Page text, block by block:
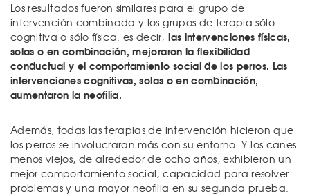
Los resultados fueron similares para el grupo de
intervención combinada y los grupos de terapia sólo
cognitiva o sólo física: es decir, las intervenciones físicas,
solas o en combinación, mejoraron la flexibilidad
conductual y el comportamiento social de los perros. Las
intervenciones cognitivas, solas o en combinación,
aumentaron la neofilia.
Además, todas las terapias de intervención hicieron que
los perros se involucraran más con su entorno. Y los canes
menos viejos, de alrededor de ocho años, exhibieron un
mejor comportamiento social, capacidad para resolver
problemas y una mayor neofilia en su segunda prueba.